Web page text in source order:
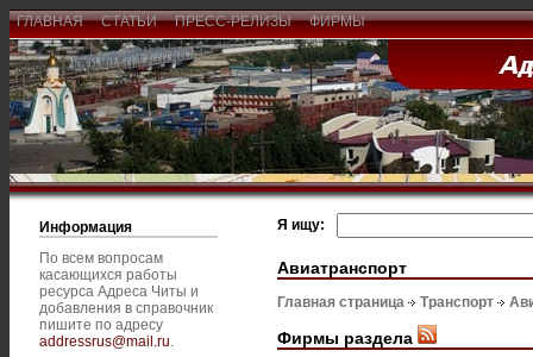
ГЛАВНАЯ СТАТЬИ ПРЕСС-РЕЛИЗЫ ФИРМЫ
Информация
По всем вопросам
касающихся работы
ресурса Адреса Читы и
добавления в справочник
пишите по адресу
addressrus@mail.ru.
Я ищу:
Авиатранспорт
Главная страница Транспорт
Фирмы раздела